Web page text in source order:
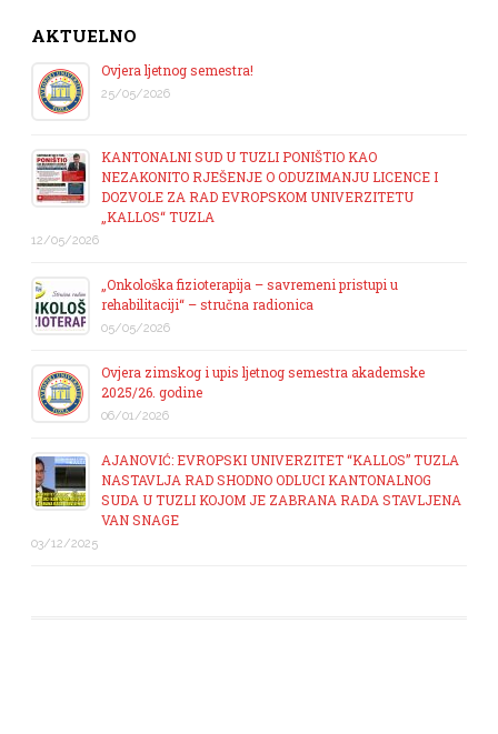
AKTUELNO
Ovjera ljetnog semestra!
25/05/2026
KANTONALNI SUD U TUZLI PONIŠTIO KAO
NEZAKONITO RJEŠENJE O ODUZIMANJU LICENCE I
DOZVOLE ZA RAD EVROPSKOM UNIVERZITETU
„KALLOS“ TUZLA
12/05/2026
„Onkološka fizioterapija – savremeni pristupi u
rehabilitaciji“ – stručna radionica
05/05/2026
Ovjera zimskog i upis ljetnog semestra akademske
2025/26. godine
06/01/2026
AJANOVIĆ: EVROPSKI UNIVERZITET “KALLOS” TUZLA
NASTAVLJA RAD SHODNO ODLUCI KANTONALNOG
SUDA U TUZLI KOJOM JE ZABRANA RADA STAVLJENA
VAN SNAGE
03/12/2025